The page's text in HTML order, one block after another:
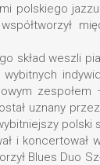
polskiego
skład weszli
uznany
i koncertował
Blues Duo